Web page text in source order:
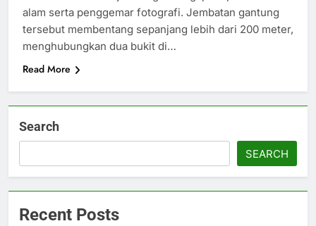
alam serta penggemar fotografi. Jembatan gantung
tersebut membentang sepanjang lebih dari 200 meter,
menghubungkan dua bukit di…
Read More
Search
SEARCH
Recent Posts